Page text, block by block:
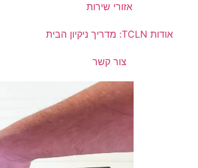
אזורי שירות
אודות TCLN: מדריך ניקיון הבית
צור קשר